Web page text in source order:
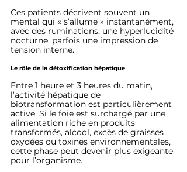
Ces patients décrivent souvent un
mental qui « s’allume » instantanément,
avec des ruminations, une hyperlucidité
nocturne, parfois une impression de
tension interne.
Le rôle de la détoxification hépatique
Entre 1 heure et 3 heures du matin,
l’activité hépatique de
biotransformation est particulièrement
active. Si le foie est surchargé par une
alimentation riche en produits
transformés, alcool, excès de graisses
oxydées ou toxines environnementales,
cette phase peut devenir plus exigeante
pour l’organisme.